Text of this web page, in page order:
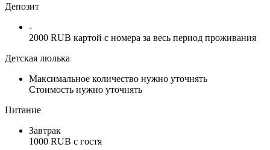
Депозит
-
2000 RUB картой с номера за весь период проживания
Детская люлька
Максимальное количество нужно уточнять
Стоимость нужно уточнять
Питание
Завтрак
1000 RUB c гостя